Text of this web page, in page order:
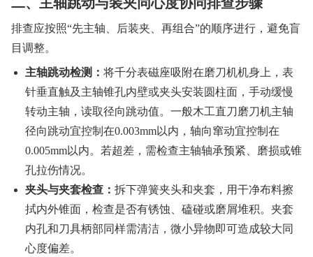
排查应按照“先主轴、后装夹、再组合”的顺序进行，避免盲
目调整。
主轴跳动检测： 将千分表磁座吸附在磨刀机机身上，表
针垂直触及主轴锥孔内壁或夹头安装圆柱面，手动缓慢
转动主轴，读取径向跳动值。一般木工直刀磨刀机主轴
径向跳动宜控制在0.003mm以内，轴向窜动宜控制在
0.005mm以内。若超差，需检查主轴轴承预紧、磨损或锥
孔拉伤情况。
夹头与夹套检查： 拆下弹簧夹头和夹套，用干净布料擦
拭内外锥面，检查是否有锈蚀、磕碰或磨屑堆积。夹套
内孔和刀具柄部同样需清洁，微小异物即可造成较大同
心度偏差。